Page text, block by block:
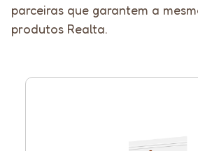
parceiras que garantem a
produtos Realta.